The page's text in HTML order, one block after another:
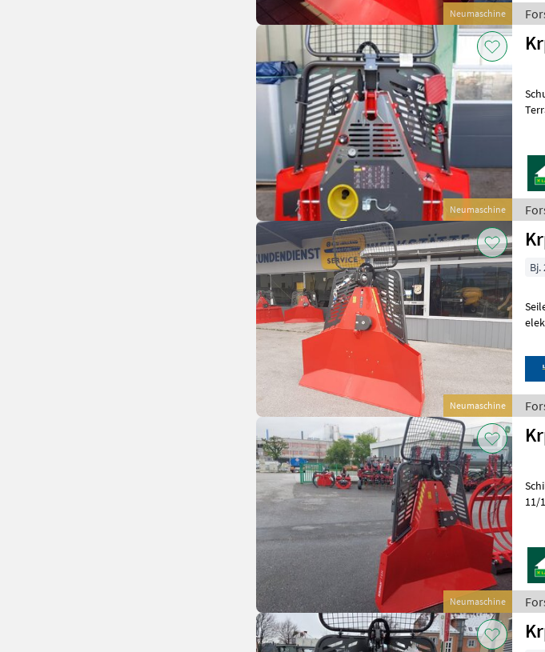
Neumaschine
Neumaschine
Terrafunk,
Neumaschine
Bj.
Neumaschine
Schildbreite
11/100 m, 2 x